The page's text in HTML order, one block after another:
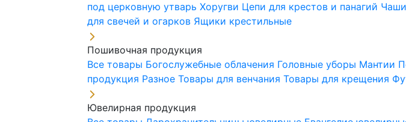
под церковную утварьХоругви Цепи для крестов и панагий
для свечей и огарков Ящики крестильные
Пошивочная продукция
Все товары Богослужебные облачения Головные уборы Мантии
продукция РазноеТовары для венчанияТовары для крещения
Ювелирная продукция